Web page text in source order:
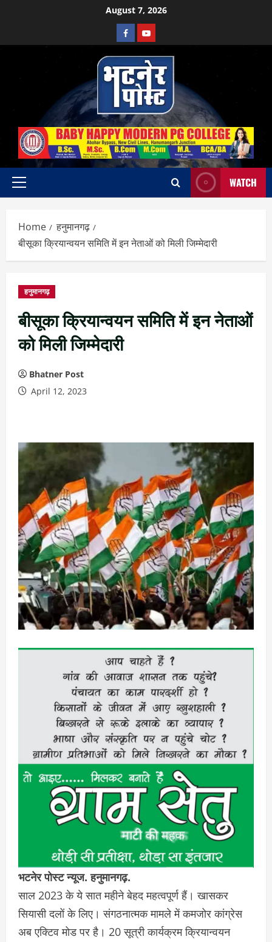
August 7, 2026
Facebook
Youtube
Primary
WATCH
Home
हनुमानगढ़
बीसूका क्रियान्वयन समिति में इन नेताओं को मिली जिम्मेदारी
हनुमानगढ़
बीसूका क्रियान्वयन समिति में इन नेताओं
को मिली जिम्मेदारी
Bhatner Post
April 12, 2023
भटनेर पोस्ट न्यूज. हनुमानगढ़.
साल 2023 के ये सात महीने बेहद महत्वपूर्ण हैं। खासकर
सियासी दलों के लिए। संगठनात्मक मामले में कमजोर कांग्रेस
अब एक्टिव मोड पर है। 20 सूत्री कार्यक्रम क्रियान्वयन